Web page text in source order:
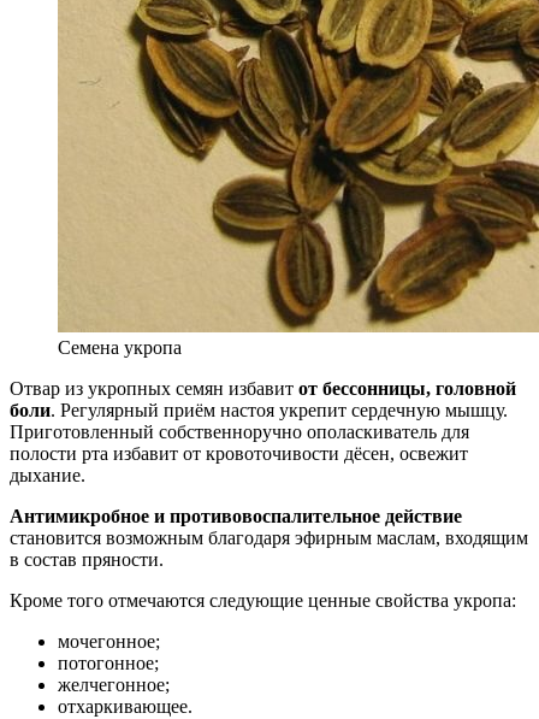
Семена укропа
Отвар из укропных семян избавит от бессонницы, головной
боли. Регулярный приём настоя укрепит сердечную мышцу.
Приготовленный собственноручно ополаскиватель для
полости рта избавит от кровоточивости дёсен, освежит
дыхание.
Антимикробное и противовоспалительное действие
становится возможным благодаря эфирным маслам, входящим
в состав пряности.
Кроме того отмечаются следующие ценные свойства укропа:
мочегонное;
потогонное;
желчегонное;
отхаркивающее.